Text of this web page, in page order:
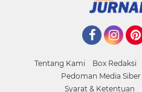
Tentang Kami Box Redaksi
Pedoman Media Siber
Syarat & Ketentuan